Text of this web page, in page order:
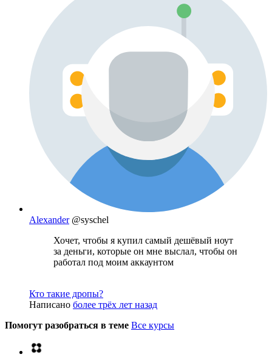
Alexander @syschel
Хочет, чтобы я купил самый дешёвый ноут
за деньги, которые он мне выслал, чтобы он
работал под моим аккаунтом
Кто такие дропы?
Написано более трёх лет назад
Помогут разобраться в теме Все курсы